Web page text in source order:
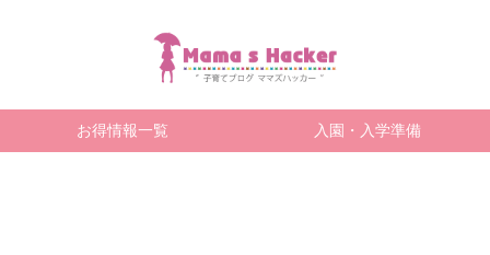
お得情報一覧 入園・入学準備